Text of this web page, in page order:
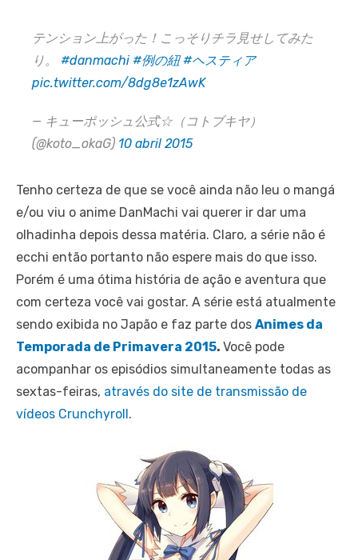
テンション上がった！こっそりチラ見せしてみた
り。 #danmachi #例の紐 #ヘスティア
pic.twitter.com/8dg8e1zAwK
— キューポッシュ公式☆（コトブキヤ）
(@koto_okaG) 10 abril 2015
Tenho certeza de que se você ainda não leu o mangá
e/ou viu o anime DanMachi vai querer ir dar uma
olhadinha depois dessa matéria. Claro, a série não é
ecchi então portanto não espere mais do que isso.
Porém é uma ótima história de ação e aventura que
com certeza você vai gostar. A série está atualmente
sendo exibida no Japão e faz parte dos Animes da
Temporada de Primavera 2015. Você pode
acompanhar os episódios simultaneamente todas as
sextas-feiras, através do site de transmissão de
vídeos Crunchyroll.